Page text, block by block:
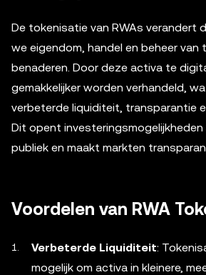
De tokenisatie van RWAs verandert
we eigendom, handel en beheer
benaderen. Door deze activa te
gemakkelijker worden verhandeld,
verbeterde liquiditeit, transparantie
Dit opent investeringsmogelijkheden
publiek en maakt markten
Voordelen van RWA
Verbeterde Liquiditeit:
mogelijk om activa in kleinere,